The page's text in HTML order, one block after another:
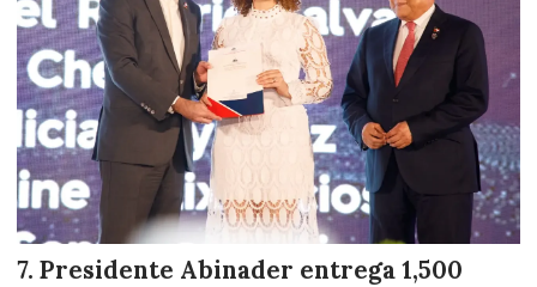
Presidente Abinader entrega 1,500